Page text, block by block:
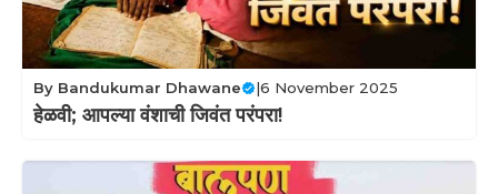
By Bandukumar Dhawane |6 November 2025
हेळवी; आपल्या वंशाची जिवंत परंपरा!